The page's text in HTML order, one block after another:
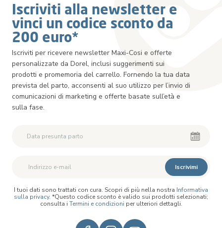
Iscriviti alla newsletter e
vinci un codice sconto da
200 euro*
Iscriviti per ricevere newsletter Maxi-Cosi e offerte
personalizzate da Dorel, inclusi suggerimenti sui
prodotti e promemoria del carrello. Fornendo la tua data
prevista del parto, acconsenti al suo utilizzo per l’invio di
comunicazioni di marketing e offerte basate sull’età e
sulla fase.
Iscrivimi
I tuoi dati sono trattati con cura. Scopri di più nella nostra Informativa
sulla privacy. *Questo codice sconto è valido sui prodotti selezionati;
consulta i Termini e condizioni per ulteriori dettagli.